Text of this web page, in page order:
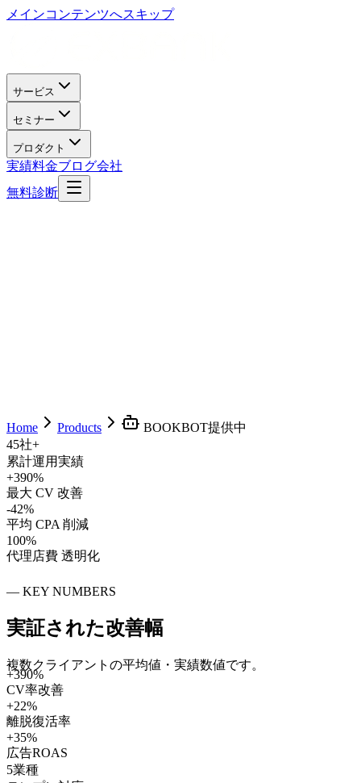
メインコンテンツへスキップ
サービス
セミナー
プロダクト
実績料金ブログ会社
無料診断
Home Products BOOKBOT提供中
45社+
累計運用実績
+390%
最大 CV 改善
-42%
平均 CPA 削減
100%
代理店費 透明化
— KEY NUMBERS
実証された改善幅
複数クライアントの平均値・実績数値です。
+390%
CV率改善
+22%
離脱復活率
+35%
広告ROAS
5業種